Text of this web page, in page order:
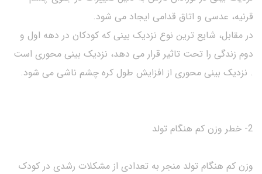
قرنیه، عدسی و اتاق قدامی ایجاد می شود.
در مقابل، شایع ترین نوع نزدیک بینی که کودکان در دهه اول و
دوم زندگی را تحت تاثیر قرار می دهد، نزدیک بینی محوری است
. نزدیک بینی محوری از افزایش طول کره چشم ناشی می شود.
2- خطر وزن کم هنگام تولد
وزن کم هنگام تولد منجر به تعدادی از مشکلات رشدی در کودک